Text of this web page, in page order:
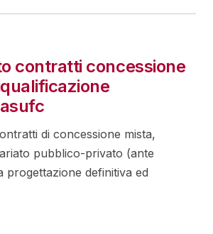
contratti concessione
di concessione mista,
pubblico-privato (ante
definitiva ed